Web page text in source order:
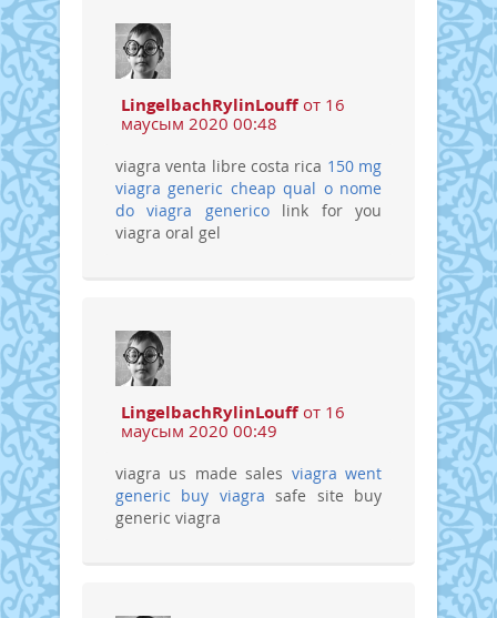
LingelbachRylinLouffот 16
маусым 2020 00:48
viagra venta libre costa rica 150 mg
viagra generic cheap qual o nome
do viagra genericolink for you
viagra oral gel
LingelbachRylinLouffот 16
маусым 2020 00:49
viagra us made sales viagra went
generic buy viagra safe site buy
generic viagra